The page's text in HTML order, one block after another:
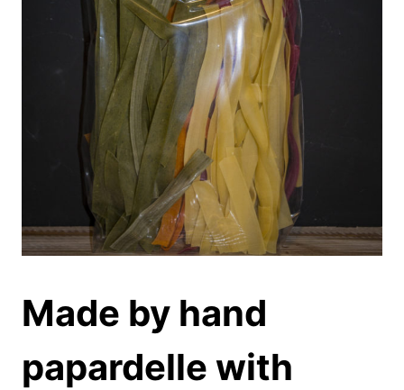
Made by hand
papardelle with